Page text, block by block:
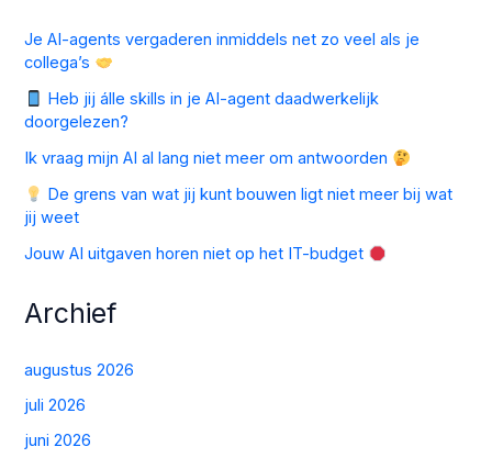
Je AI-agents vergaderen inmiddels net zo veel als je
collega’s
Heb jij álle skills in je AI-agent daadwerkelijk
doorgelezen?
Ik vraag mijn AI al lang niet meer om antwoorden
De grens van wat jij kunt bouwen ligt niet meer bij wat
jij weet
Jouw AI uitgaven horen niet op het IT-budget
Archief
augustus 2026
juli 2026
juni 2026